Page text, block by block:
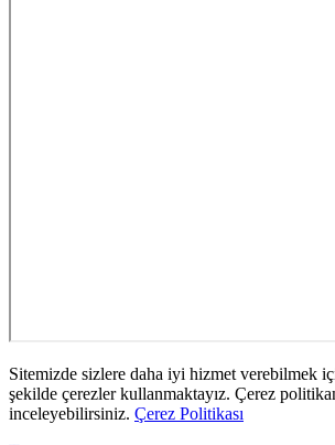
Sitemizde sizlere daha iyi hizmet verebilmek
şekilde çerezler kullanmaktayız. Çerez
inceleyebilirsiniz. Çerez Politikası